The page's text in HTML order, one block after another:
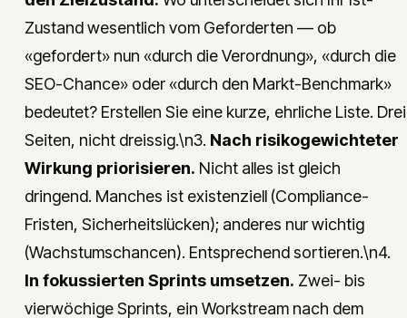
Zustand wesentlich vom Geforderten — ob
«gefordert» nun «durch die Verordnung», «durch die
SEO-Chance» oder «durch den Markt-Benchmark»
bedeutet? Erstellen Sie eine kurze, ehrliche Liste. Drei
Seiten, nicht dreissig.\n3. Nach risikogewichteter
Wirkung priorisieren. Nicht alles ist gleich
dringend. Manches ist existenziell (Compliance-
Fristen, Sicherheitslücken); anderes nur wichtig
(Wachstumschancen). Entsprechend sortieren.\n4.
In fokussierten Sprints umsetzen. Zwei- bis
vierwöchige Sprints, ein Workstream nach dem